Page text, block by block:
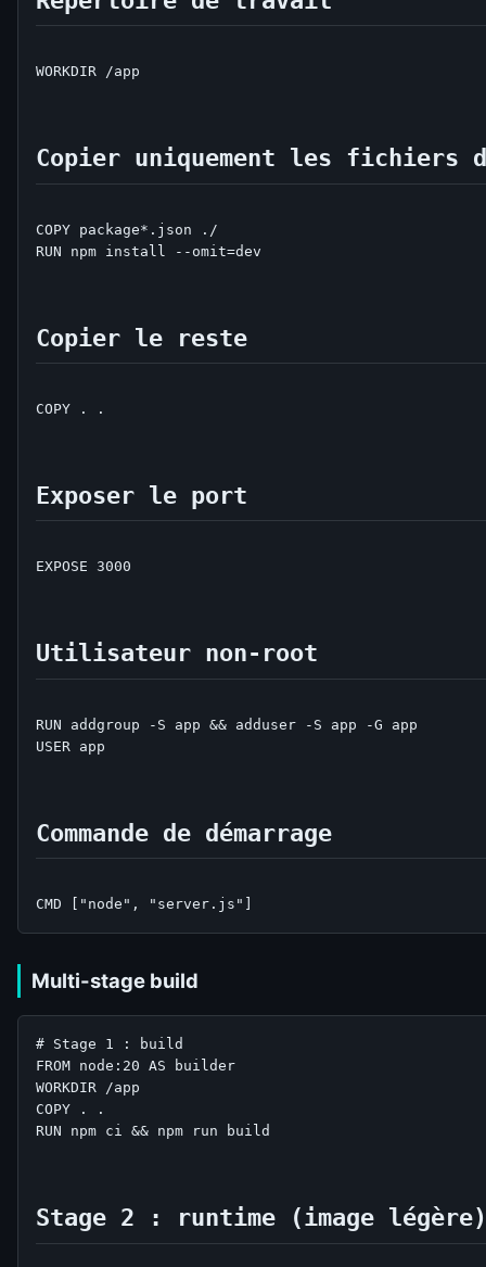
WORKDIR /app
Copier uniquement les fichiers
COPY package*.json ./
RUN npm install --omit=dev
Copier le reste
COPY . .
Exposer le port
EXPOSE 3000
Utilisateur non-root
RUN addgroup -S app && adduser -S app -G app
USER app
Commande de démarrage
Multi-stage build
# Stage 1 : build
FROM node:20 AS builder
WORKDIR /app
COPY . .
RUN npm ci && npm run build
Stage 2 : runtime (image légère)